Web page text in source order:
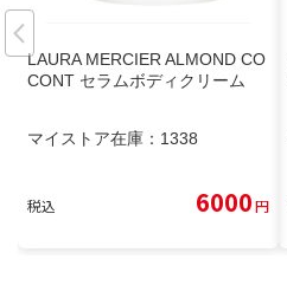
LAURA MERCIER ALMOND CO
CONT セラムボディクリーム
マイストア在庫： 1338
税込 6000円